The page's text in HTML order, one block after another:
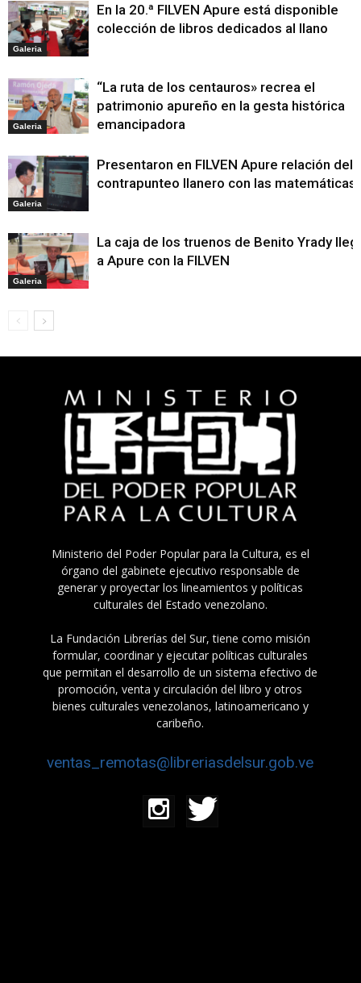
Galeria
En la 20.ª FILVEN Apure está disponible
colección de libros dedicados al llano
Galeria
“La ruta de los centauros» recrea el
patrimonio apureño en la gesta histórica
emancipadora
Galeria
Presentaron en FILVEN Apure relación del
contrapunteo llanero con las matemáticas
Galeria
La caja de los truenos de Benito Yrady
a Apure con la FILVEN
Ministerio del Poder Popular para la Cultura, es el
órgano del gabinete ejecutivo responsable de
generar y proyectar los lineamientos y políticas
culturales del Estado venezolano.
La Fundación Librerías del Sur, tiene como misión
formular, coordinar y ejecutar políticas culturales
que permitan el desarrollo de un sistema efectivo de
promoción, venta y circulación del libro y otros
bienes culturales venezolanos, latinoamericano y
caribeño.
ventas_remotas@libreriasdelsur.gob.ve